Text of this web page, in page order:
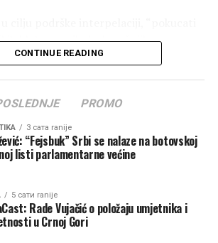
klubova svih doskorašnjih
vanjskih poslova, a da svi ćute, pri
nije bilo u vlasti”, dodao je.
Novom srpskom demokratijom u
ali da je ona “osnovna”
DNP-a iz Vlade.
Mandić i ja drugačije vidimo način
naroda i nije bilo potrebe za
CONTINUE READING
PROMO
3 сата ranije
“Fejsbuk” Srbi se nalaze na botovskoj
listi parlamentarne većine
5 сати ranije
Rade Vujačić o položaju umjetnika i
u Crnoj Gori